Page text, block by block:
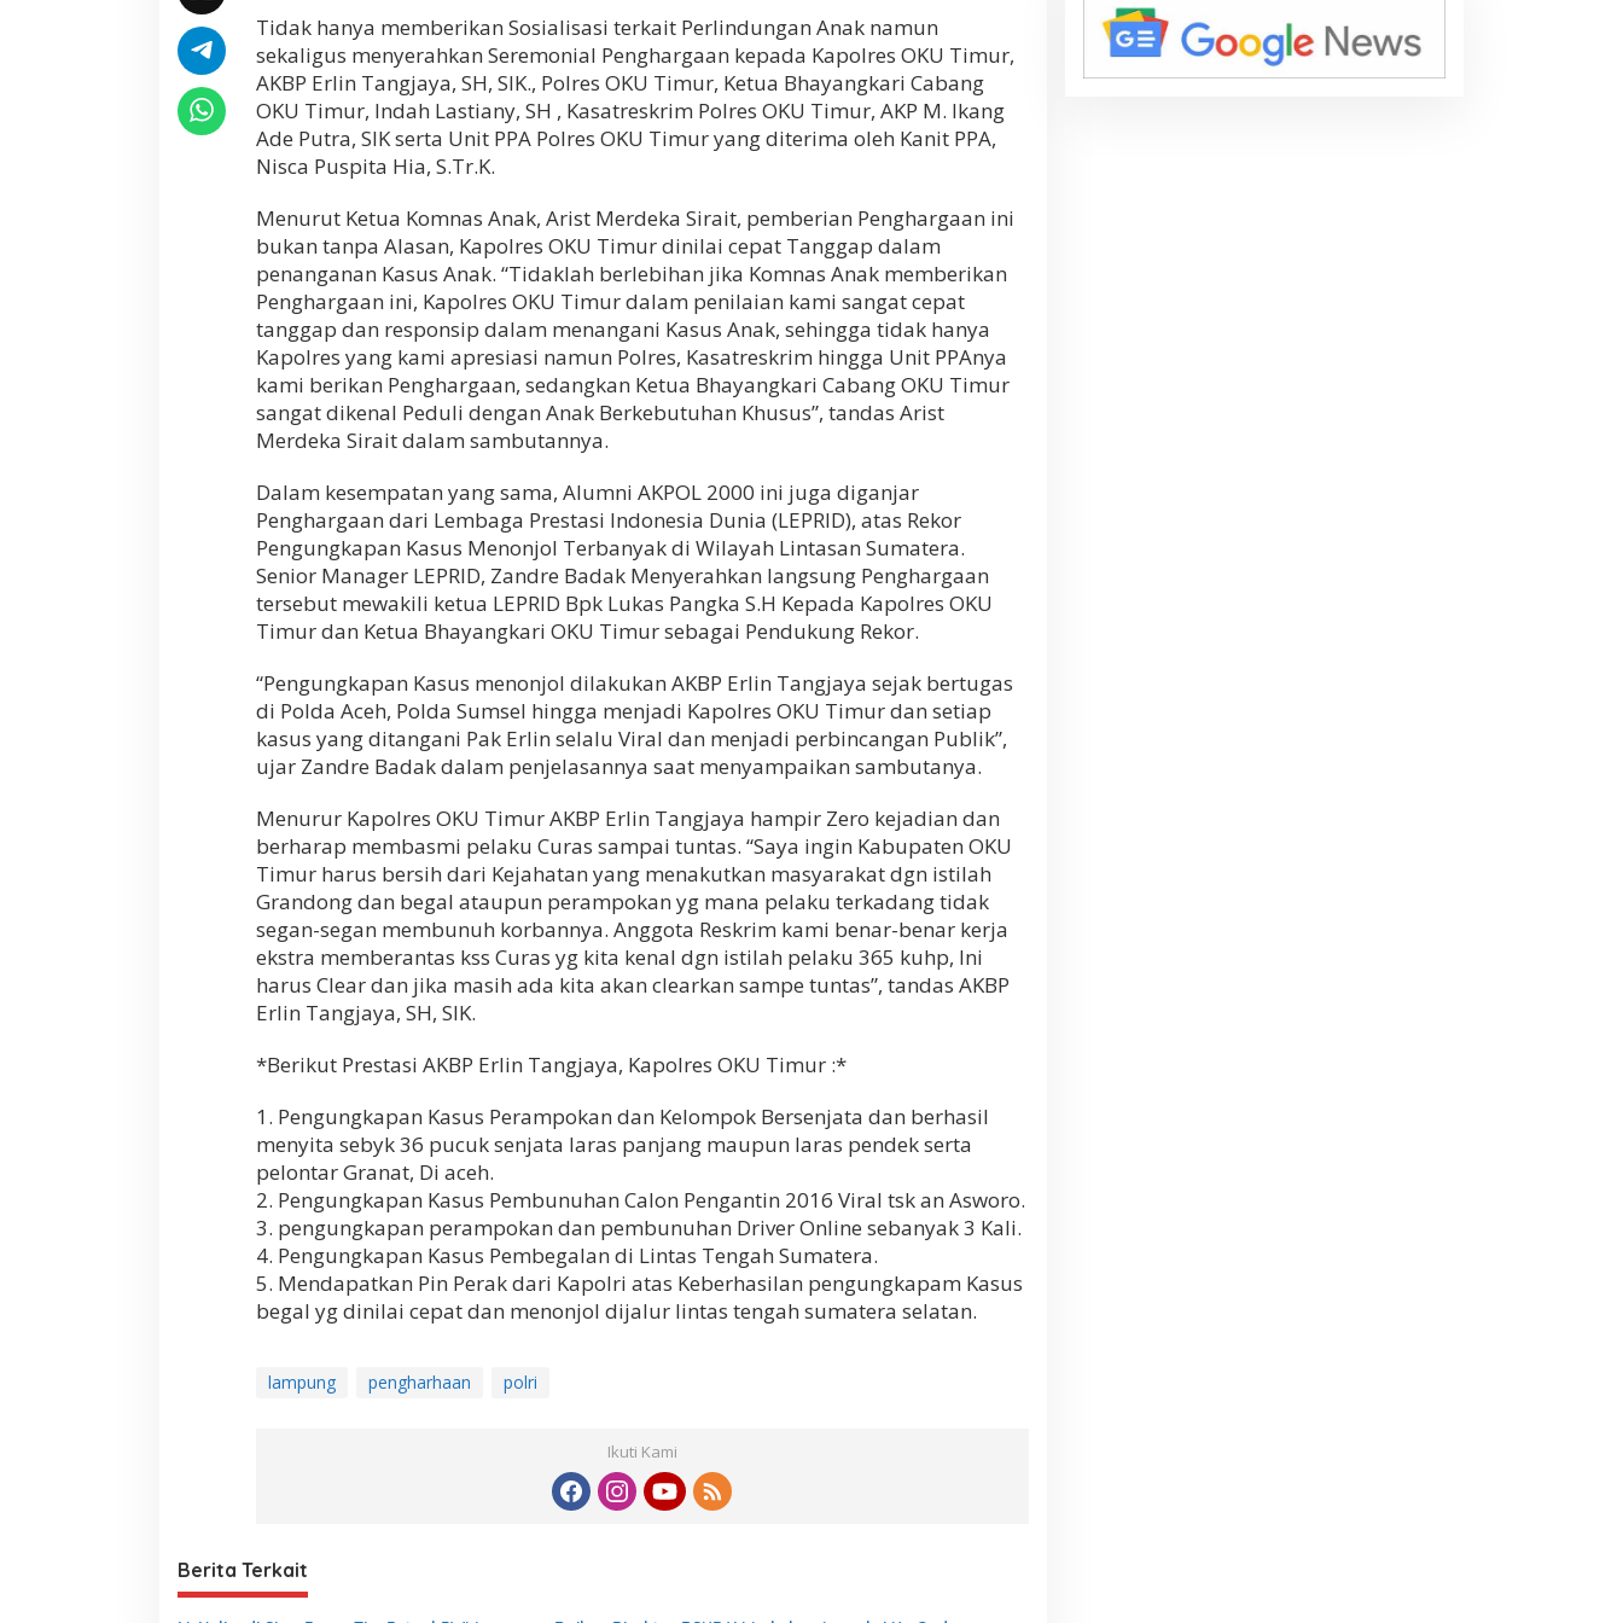
s
O
K
U
T
i
m
u
R
i
h
P
e
g
h
a
r
g
a
n
Tidak hanya memberikan Sosialisasi terkait Perlindungan Anak namun
sekaligus menyerahkan Seremonial Penghargaan kepada Kapolres OKU Timur,
AKBP Erlin Tangjaya, SH, SIK., Polres OKU Timur, Ketua Bhayangkari Cabang
OKU Timur, Indah Lastiany, SH , Kasatreskrim Polres OKU Timur, AKP M. Ikang
Ade Putra, SIK serta Unit PPA Polres OKU Timur yang diterima oleh Kanit PPA,
Nisca Puspita Hia, S.Tr.K.
Menurut Ketua Komnas Anak, Arist Merdeka Sirait, pemberian Penghargaan ini
bukan tanpa Alasan, Kapolres OKU Timur dinilai cepat Tanggap dalam
penanganan Kasus Anak. “Tidaklah berlebihan jika Komnas Anak memberikan
Penghargaan ini, Kapolres OKU Timur dalam penilaian kami sangat cepat
tanggap dan responsip dalam menangani Kasus Anak, sehingga tidak hanya
Kapolres yang kami apresiasi namun Polres, Kasatreskrim hingga Unit PPAnya
kami berikan Penghargaan, sedangkan Ketua Bhayangkari Cabang OKU Timur
sangat dikenal Peduli dengan Anak Berkebutuhan Khusus”, tandas Arist
Merdeka Sirait dalam sambutannya.
Dalam kesempatan yang sama, Alumni AKPOL 2000 ini juga diganjar
Penghargaan dari Lembaga Prestasi Indonesia Dunia (LEPRID), atas Rekor
Pengungkapan Kasus Menonjol Terbanyak di Wilayah Lintasan Sumatera.
Senior Manager LEPRID, Zandre Badak Menyerahkan langsung Penghargaan
tersebut mewakili ketua LEPRID Bpk Lukas Pangka S.H Kepada Kapolres OKU
Timur dan Ketua Bhayangkari OKU Timur sebagai Pendukung Rekor.
“Pengungkapan Kasus menonjol dilakukan AKBP Erlin Tangjaya sejak bertugas
di Polda Aceh, Polda Sumsel hingga menjadi Kapolres OKU Timur dan setiap
kasus yang ditangani Pak Erlin selalu Viral dan menjadi perbincangan Publik”,
ujar Zandre Badak dalam penjelasannya saat menyampaikan sambutanya.
Menurur Kapolres OKU Timur AKBP Erlin Tangjaya hampir Zero kejadian dan
berharap membasmi pelaku Curas sampai tuntas. “Saya ingin Kabupaten OKU
Timur harus bersih dari Kejahatan yang menakutkan masyarakat dgn istilah
Grandong dan begal ataupun perampokan yg mana pelaku terkadang tidak
segan-segan membunuh korbannya. Anggota Reskrim kami benar-benar kerja
ekstra memberantas kss Curas yg kita kenal dgn istilah pelaku 365 kuhp, Ini
harus Clear dan jika masih ada kita akan clearkan sampe tuntas”, tandas AKBP
Erlin Tangjaya, SH, SIK.
*Berikut Prestasi AKBP Erlin Tangjaya, Kapolres OKU Timur :*
1. Pengungkapan Kasus Perampokan dan Kelompok Bersenjata dan berhasil
menyita sebyk 36 pucuk senjata laras panjang maupun laras pendek serta
pelontar Granat, Di aceh.
2. Pengungkapan Kasus Pembunuhan Calon Pengantin 2016 Viral tsk an Asworo.
3. pengungkapan perampokan dan pembunuhan Driver Online sebanyak 3 Kali.
4. Pengungkapan Kasus Pembegalan di Lintas Tengah Sumatera.
5. Mendapatkan Pin Perak dari Kapolri atas Keberhasilan pengungkapam Kasus
begal yg dinilai cepat dan menonjol dijalur lintas tengah sumatera selatan.
lampung pengharhaan polri
Ikuti Kami
Berita Terkait